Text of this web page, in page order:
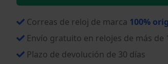
Correas de reloj de marca 100%
Envío gratuito en relojes de más de
Plazo de devolución de 30 días